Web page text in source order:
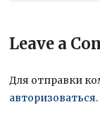
Leave a
Для отправки
авторизоваться.